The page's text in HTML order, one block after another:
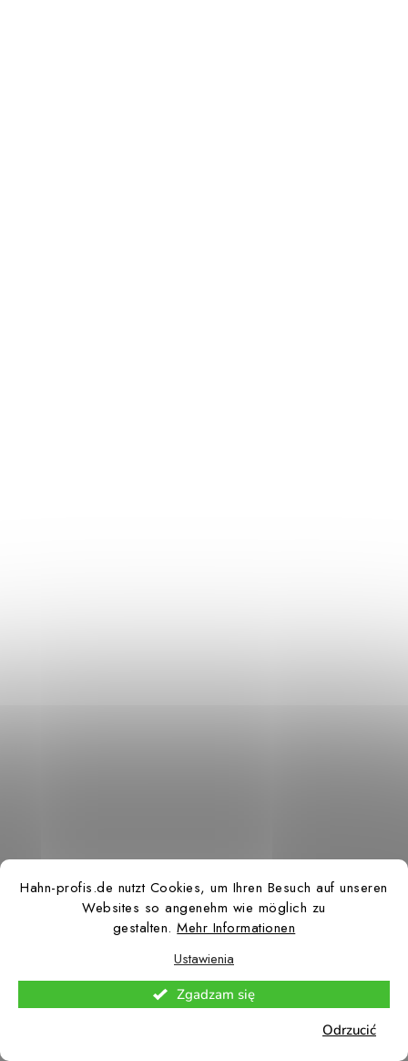
Hahn-profis.de nutzt Cookies, um Ihren Besuch auf unseren
Websites so angenehm wie möglich zu
gestalten.Mehr Informationen
Ustawienia
Odrzucić
Zgadzam się